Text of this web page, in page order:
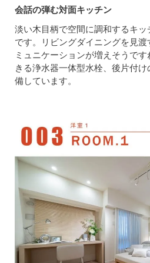
会話の弾む対面キッチン
淡い木目柄で空間に調和するキ
です。リビングダイニングを見
ミュニケーションが増えそうで
きる浄水器一体型水栓、後片付
備しています。